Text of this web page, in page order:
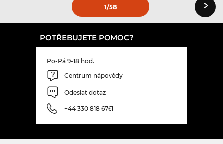
1/58 ›
POTŘEBUJETE POMOC?
Po-Pá 9-18 hod.
Centrum nápovědy
Odeslat dotaz
+44 330 818 6761